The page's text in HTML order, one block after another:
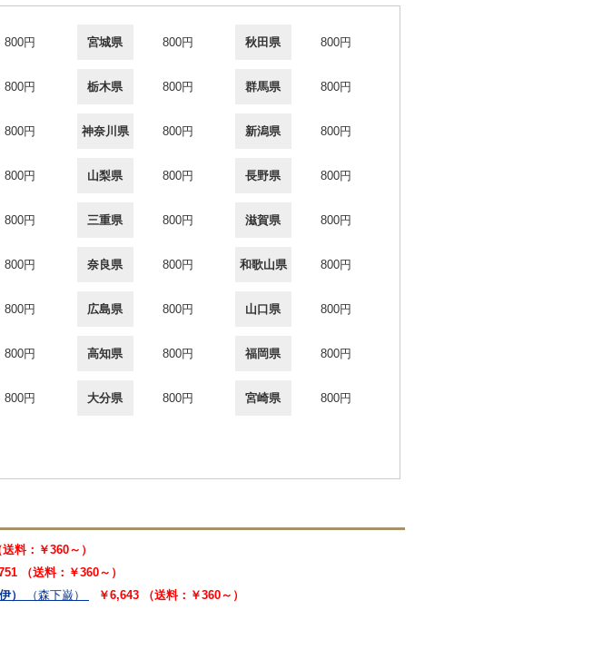
800円 宮城県 800円 秋田県 800円
800円 栃木県 800円 群馬県 800円
800円 神奈川県 800円 新潟県 800円
800円 山梨県 800円 長野県 800円
800円 三重県 800円 滋賀県 800円
800円 奈良県 800円 和歌山県 800円
800円 広島県 800円 山口県 800円
800円 高知県 800円 福岡県 800円
800円 大分県 800円 宮崎県 800円
料：￥360～）
（送料：￥360～）
）
（森下巌）
￥6,643 （送料：￥360～）